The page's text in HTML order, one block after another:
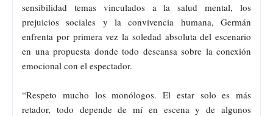
sensibilidad temas vinculados a la salud mental, los
prejuicios sociales y la convivencia humana, Germán
enfrenta por primera vez la soledad absoluta del escenario
en una propuesta donde todo descansa sobre la conexión
emocional con el espectador.
“Respeto mucho los monólogos. El estar solo es más
retador, todo depende de mí en escena y de algunos